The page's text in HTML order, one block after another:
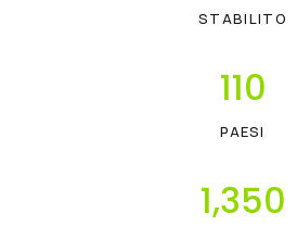
STABILITO
110
PAESI
1,350